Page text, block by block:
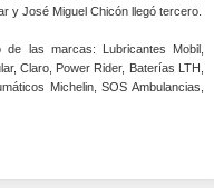
y José Miguel Chicón llegó tercero.
las marcas: Lubricantes Mobil,
Claro, Power Rider, Baterías LTH,
Michelin, SOS Ambulancias,